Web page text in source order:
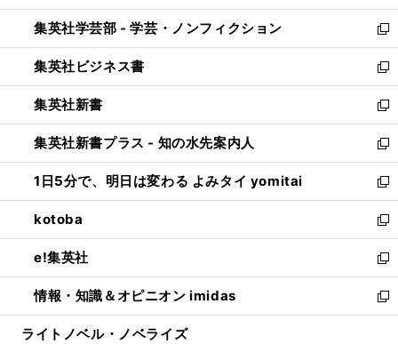
開
く
ウ
で
開
く
ン
ド
ウ
で
開
く
ウ
ィ
ン
ド
ウ
で
開
く
集英社学芸部 - 学芸・ノンフィクション
新
し
い
ウ
ィ
ン
ド
ウ
で
開
く
集英社ビジネス書
新
し
い
ウ
ィ
ン
ド
ウ
で
開
く
集英社新書
新
し
い
ウ
ィ
ン
ド
ウ
で
開
く
集英社新書プラス - 知の水先案内人
新
し
い
ウ
ィ
ン
ド
ウ
で
開
1日5分で、明日は変わる よみタイ yomitai
新
し
い
ウ
ィ
ン
ド
ウ
kotoba
新
し
い
ウ
ィ
ン
e!集英社
新
し
い
ウ
情報・知識＆オピニオン imidas
新
し
ライトノベル・ノベライズ